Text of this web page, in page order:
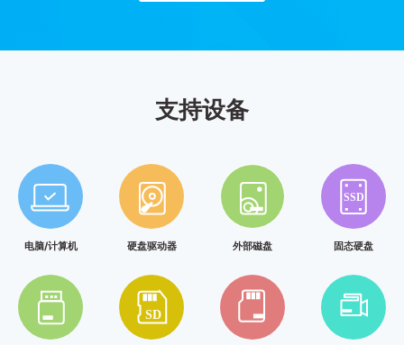
支持设备
电脑/计算机 硬盘驱动器 外部磁盘 固态硬盘